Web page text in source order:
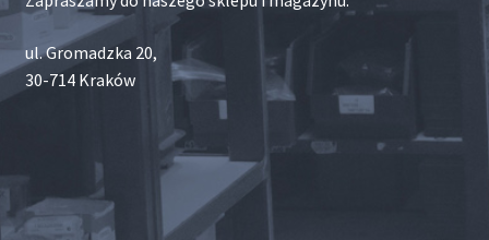
ul. Gromadzka 20,
30-714 Kraków